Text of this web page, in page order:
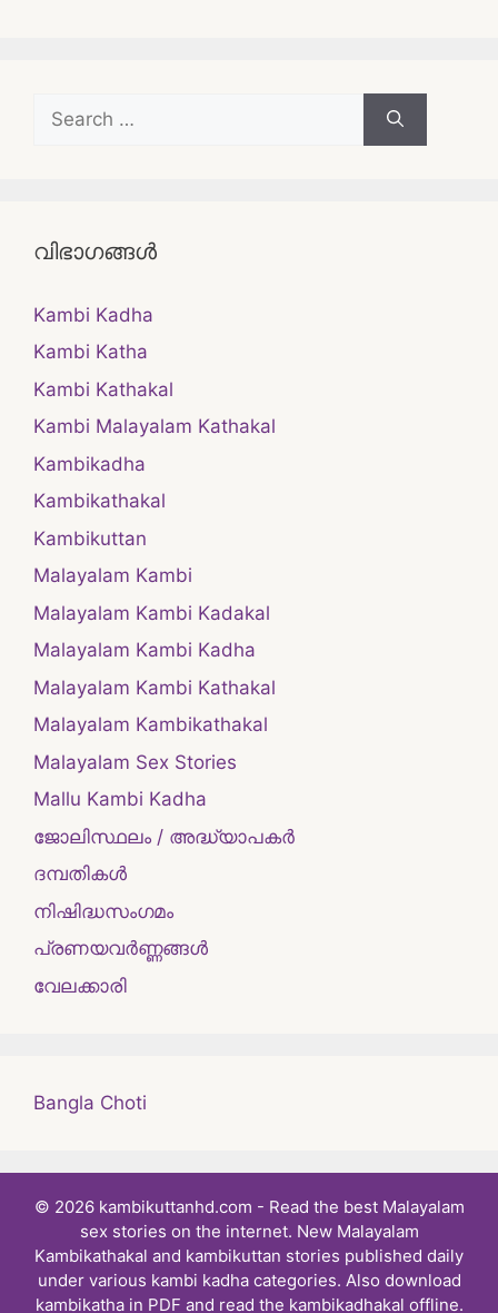
for:
വിഭാഗങ്ങൾ
Kambi Kadha
Kambi Katha
Kambi Kathakal
Kambi Malayalam Kathakal
Kambikadha
Kambikathakal
Kambikuttan
Malayalam Kambi
Malayalam Kambi Kadakal
Malayalam Kambi Kadha
Malayalam Kambi Kathakal
Malayalam Kambikathakal
Malayalam Sex Stories
Mallu Kambi Kadha
ജോലിസ്ഥലം / അദ്ധ്യാപകർ
ദമ്പതികള്‍
നിഷിദ്ധസംഗമം
പ്രണയവർണ്ണങ്ങൾ
വേലക്കാരി
Bangla Choti
© 2026 kambikuttanhd.com - Read the best Malayalam
sex stories on the internet. New Malayalam
Kambikathakal and kambikuttan stories published daily
under various kambi kadha categories. Also download
kambikatha in PDF and read the kambikadhakal offline.